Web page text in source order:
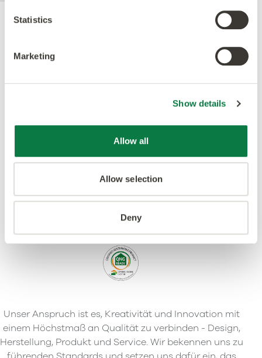
Statistics
Marketing
Show details
Allow all
Allow selection
Deny
Unser Anspruch ist es, Kreativität und Innovation mit
einem Höchstmaß an Qualität zu verbinden - Design,
Herstellung, Produkt und Service. Wir bekennen uns zu